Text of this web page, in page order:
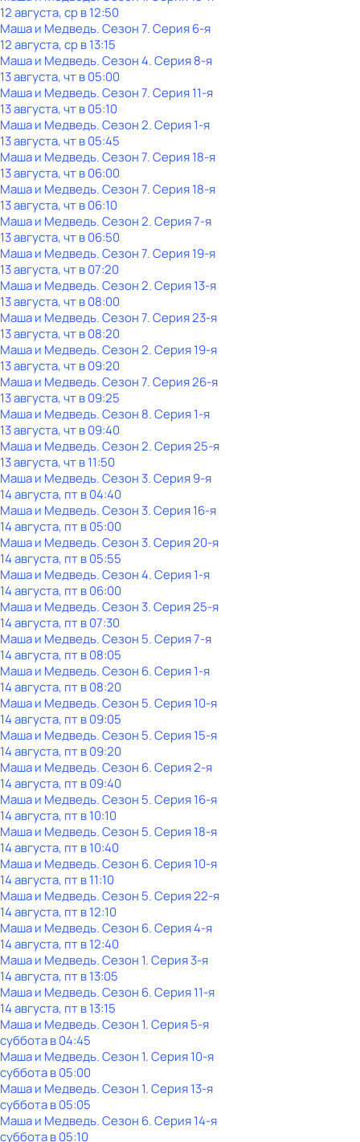
12 августа, ср в 12:50
Маша и Медведь. Сезон 7. Серия 6-я
12 августа, ср в 13:15
Маша и Медведь. Сезон 4. Серия 8-я
13 августа, чт в 05:00
Маша и Медведь. Сезон 7. Серия 11-я
13 августа, чт в 05:10
Маша и Медведь. Сезон 2. Серия 1-я
13 августа, чт в 05:45
Маша и Медведь. Сезон 7. Серия 18-я
13 августа, чт в 06:00
Маша и Медведь. Сезон 7. Серия 18-я
13 августа, чт в 06:10
Маша и Медведь. Сезон 2. Серия 7-я
13 августа, чт в 06:50
Маша и Медведь. Сезон 7. Серия 19-я
13 августа, чт в 07:20
Маша и Медведь. Сезон 2. Серия 13-я
13 августа, чт в 08:00
Маша и Медведь. Сезон 7. Серия 23-я
13 августа, чт в 08:20
Маша и Медведь. Сезон 2. Серия 19-я
13 августа, чт в 09:20
Маша и Медведь. Сезон 7. Серия 26-я
13 августа, чт в 09:25
Маша и Медведь. Сезон 8. Серия 1-я
13 августа, чт в 09:40
Маша и Медведь. Сезон 2. Серия 25-я
13 августа, чт в 11:50
Маша и Медведь. Сезон 3. Серия 9-я
14 августа, пт в 04:40
Маша и Медведь. Сезон 3. Серия 16-я
14 августа, пт в 05:00
Маша и Медведь. Сезон 3. Серия 20-я
14 августа, пт в 05:55
Маша и Медведь. Сезон 4. Серия 1-я
14 августа, пт в 06:00
Маша и Медведь. Сезон 3. Серия 25-я
14 августа, пт в 07:30
Маша и Медведь. Сезон 5. Серия 7-я
14 августа, пт в 08:05
Маша и Медведь. Сезон 6. Серия 1-я
14 августа, пт в 08:20
Маша и Медведь. Сезон 5. Серия 10-я
14 августа, пт в 09:05
Маша и Медведь. Сезон 5. Серия 15-я
14 августа, пт в 09:20
Маша и Медведь. Сезон 6. Серия 2-я
14 августа, пт в 09:40
Маша и Медведь. Сезон 5. Серия 16-я
14 августа, пт в 10:10
Маша и Медведь. Сезон 5. Серия 18-я
14 августа, пт в 10:40
Маша и Медведь. Сезон 6. Серия 10-я
14 августа, пт в 11:10
Маша и Медведь. Сезон 5. Серия 22-я
14 августа, пт в 12:10
Маша и Медведь. Сезон 6. Серия 4-я
14 августа, пт в 12:40
Маша и Медведь. Сезон 1. Серия 3-я
14 августа, пт в 13:05
Маша и Медведь. Сезон 6. Серия 11-я
14 августа, пт в 13:15
Маша и Медведь. Сезон 1. Серия 5-я
субботав04:45
Маша и Медведь. Сезон 1. Серия 10-я
субботав05:00
Маша и Медведь. Сезон 1. Серия 13-я
субботав05:05
Маша и Медведь. Сезон 6. Серия 14-я
субботав05:10